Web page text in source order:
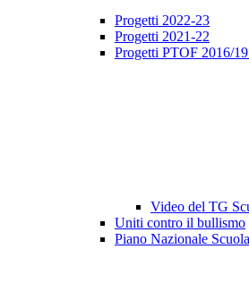
Progetti 2022-23
Progetti 2021-22
Progetti PTOF 2016/
Video del TG
Uniti contro il bullismo
Piano Nazionale